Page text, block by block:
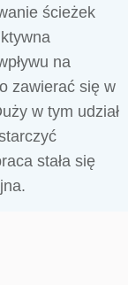
ścieżek
na
zawierać się w
w tym udział
stała się